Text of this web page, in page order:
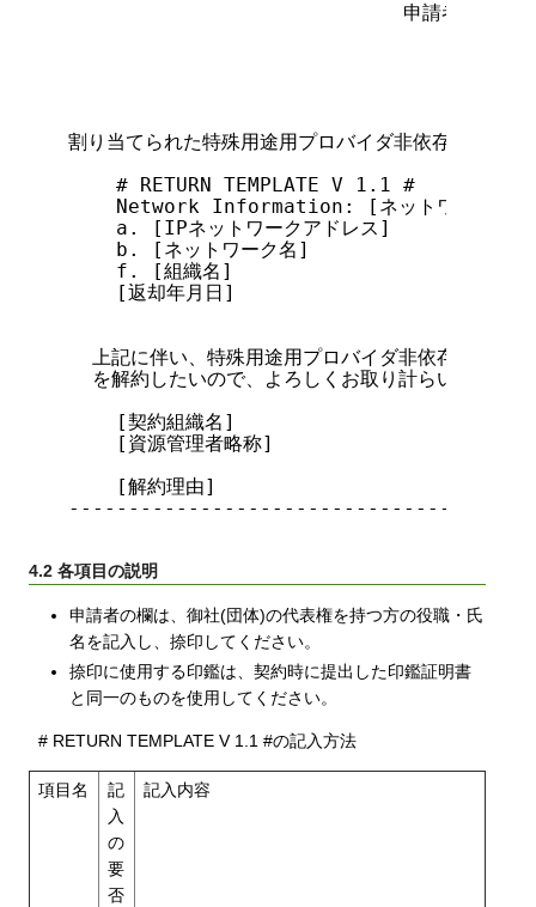
                            申請者：住所
割り当てられた特殊用途用プロバイダ非依存アドレス
    # RETURN TEMPLATE V 1.1 #
Network Information: [ネットワーク情
    a. [IPネットワークアドレス]
    b. [ネットワーク名]
    f. [組織名]
    [返却年月日]
上記に伴い、特殊用途用プロバイダ非依存アドレ
を解約したいので、よろしくお取り計らいください
    [契約組織名]
    [資源管理者略称]
    [解約理由]
4.2 各項目の説明
申請者の欄は、御社(団体)の代表権を持つ方の役職・氏
名を記入し、捺印してください。
捺印に使用する印鑑は、契約時に提出した印鑑証明書
と同一のものを使用してください。
# RETURN TEMPLATE V 1.1 #の記入方法
項目名
記
入
の
要
否
記入内容